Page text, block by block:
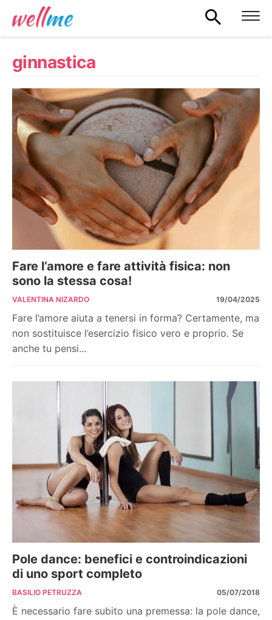
ginnastica
Fare l’amore e fare attività fisica: non
sono la stessa cosa!
VALENTINA NIZARDO 19/04/2025
Fare l’amore aiuta a tenersi in forma? Certamente, ma
non sostituisce l’esercizio fisico vero e proprio. Se
anche tu pensi...
Pole dance: benefici e controindicazioni
di uno sport completo
BASILIO PETRUZZA 05/07/2018
È necessario fare subito una premessa: la pole dance,